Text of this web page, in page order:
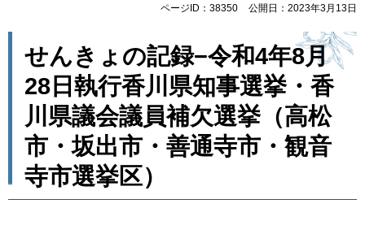
ページID：38350 公開日：2023年3月13日
せんきょの記録−令和4年8月
28日執行香川県知事選挙・香
川県議会議員補欠選挙（高松
市・坂出市・善通寺市・観音
寺市選挙区）